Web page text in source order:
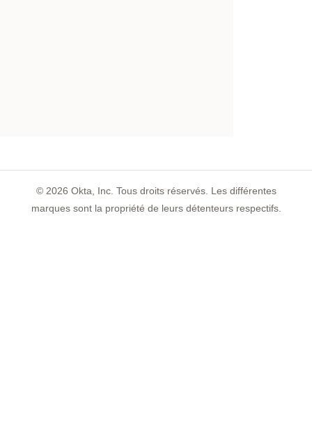
© 2026 Okta, Inc. Tous droits réservés. Les différentes
marques sont la propriété de leurs détenteurs respectifs.